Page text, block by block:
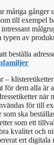
många gånger
till exempel
typen av
beställa
–
för dem alla är
när
för till
ska
som ett
kvalitet och
ert digitala